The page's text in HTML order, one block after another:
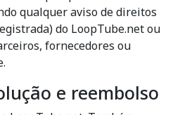
qualquer aviso de direitos
do LoopTube.net ou
fornecedores ou
e reembolso